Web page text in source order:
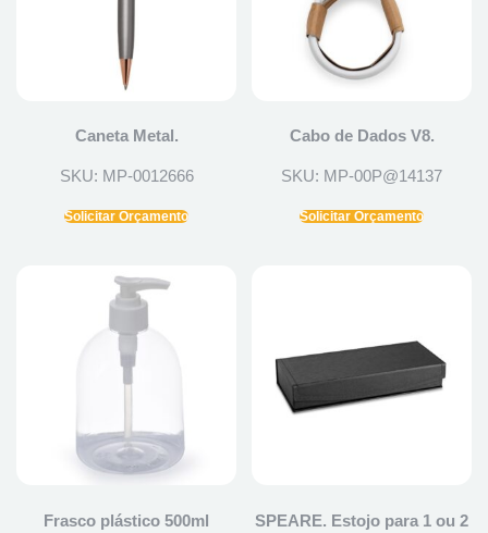
Caneta Metal.
SKU: MP-0012666
Solicitar Orçamento
Cabo de Dados V8.
SKU: MP-00P@14137
Solicitar Orçamento
Frasco plástico 500ml
SPEARE. Estojo para 1 ou 2